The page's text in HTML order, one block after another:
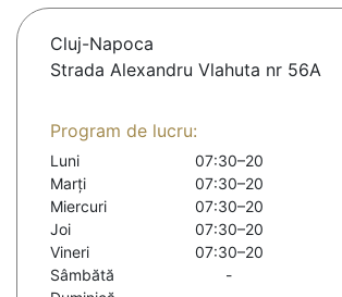
Cluj-Napoca
Strada Alexandru Vlahuta nr 56A
Program de lucru:
Luni
07:30–20
Marți
07:30–20
Miercuri
07:30–20
Joi
07:30–20
Vineri
07:30–20
Sâmbătă
-